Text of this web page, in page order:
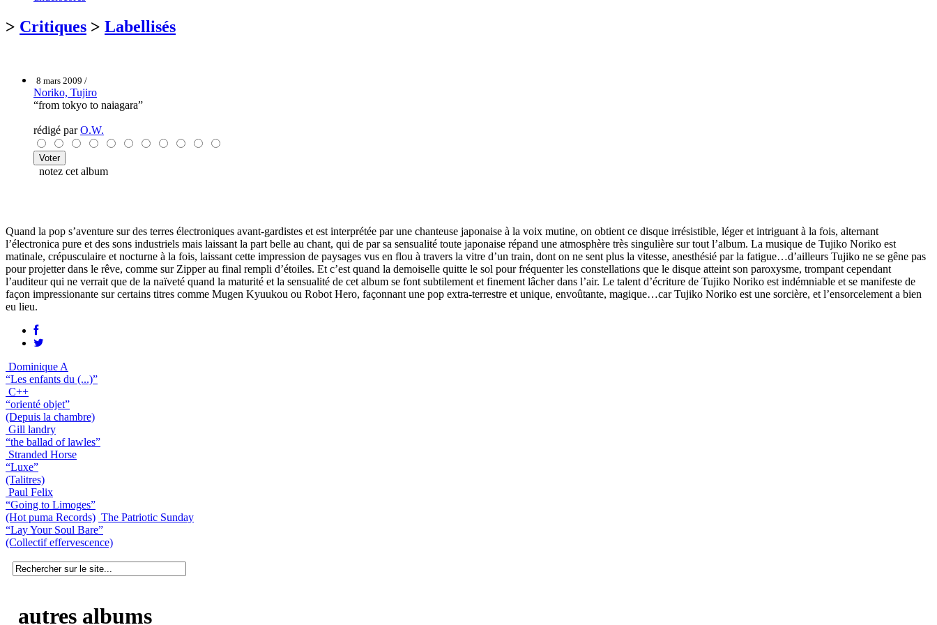
> Critiques > Labellisés
8 mars 2009 /
Noriko, Tujiro
“from tokyo to naiagara”
rédigé parO.W.
notez cet album
Quand la pop s’aventure sur des terres électroniques avant-gardistes et est interprétée par une chanteuse japonaise à la voix mutine, on obtient ce disque irrésistible, léger et intriguant à la fois, alternant
l’électronica pure et des sons industriels mais laissant la part belle au chant, qui de par sa sensualité toute japonaise répand une atmosphère très singulière sur tout l’album. La musique de Tujiko Noriko est
matinale, crépusculaire et nocturne à la fois, laissant cette impression de paysages vus en flou à travers la vitre d’un train, dont on ne sent plus la vitesse, anesthésié par la fatigue…d’ailleurs Tujiko ne se gêne pas
pour projetter dans le rêve, comme sur Zipper au final rempli d’étoiles. Et c’est quand la demoiselle quitte le sol pour fréquenter les constellations que le disque atteint son paroxysme, trompant cependant
l’auditeur qui ne verrait que de la naïveté quand la maturité et la sensualité de cet album se font subtilement et finement lâcher dans l’air. Le talent d’écriture de Tujiko Noriko est indémniable et se manifeste de
façon impressionante sur certains titres comme Mugen Kyuukou ou Robot Hero, façonnant une pop extra-terrestre et unique, envoûtante, magique…car Tujiko Noriko est une sorcière, et l’ensorcelement a bien
eu lieu.
Dominique A
“Les enfants du (...)”
C++
“orienté objet”
(Depuis la chambre)
Gill landry
“the ballad of lawles”
Stranded Horse
“Luxe”
(Talitres)
Paul Felix
“Going to Limoges”
(Hot puma Records) The Patriotic Sunday
“Lay Your Soul Bare”
(Collectif effervescence)
autres albums